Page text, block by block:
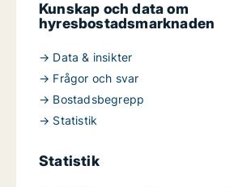
Kunskap och data om
hyresbostadsmarknaden
→ Data & insikter
→ Frågor och svar
→ Bostadsbegrepp
→ Statistik
Statistik